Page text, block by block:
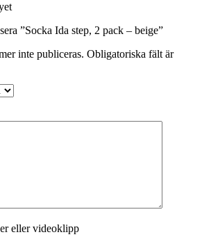
”Socka Ida step, 2 pack – beige”
inte publiceras. Obligatoriska fält är
eller videoklipp